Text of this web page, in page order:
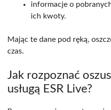
informacje o
ich kwoty.
Mając te dane pod ręką,
czas.
Jak rozpoznać
usługą ESR Live?